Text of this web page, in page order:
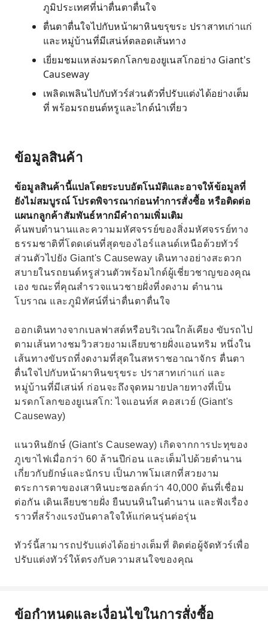
ภูมิประเทศที่น่าตื่นตาตื่นใจ
ตื่นตาตื่นใจไปกับหน้าผาหินขรุขระ ปราสาทเก่าแก่
และหมู่บ้านที่มีเสน่ห์ตลอดเส้นทาง
เยี่ยมชมแหล่งมรดกโลกของยูเนสโกอย่าง Giant's
Causeway
เพลิดเพลินไปกับทัวร์ส่วนตัวที่ปรับแต่งได้อย่างเต็ม
ที่ พร้อมรถยนต์หรูและไกด์นำเที่ยว
ข้อมูลสินค้า
ข้อมูลสินค้านี้แปลโดยระบบอัตโนมัติและอาจให้ข้อมูลที่
ยังไม่สมบูรณ์ โปรดพิจารณาก่อนทำการสั่งซื้อ หรือติดต่อ
แผนกลูกค้าสัมพันธ์หากมีคำถามเพิ่มเติม
ค้นพบตำนานและความมหัศจรรย์ของสิ่งมหัศจรรย์ทาง
ธรรมชาติที่โดดเด่นที่สุดของไอร์แลนด์เหนือด้วยทัวร์
ส่วนตัวไปยัง Giant's Causeway เดินทางอย่างสะดวก
สบายในรถยนต์หรูส่วนตัวพร้อมไกด์ผู้เชี่ยวชาญของคุณ
เอง ขณะที่คุณสำรวจแนวชายฝั่งที่งดงาม ตำนาน
โบราณ และภูมิทัศน์ที่น่าตื่นตาตื่นใจ
ออกเดินทางจากเบลฟาสต์หรือบริเวณใกล้เคียง ขับรถไป
ตามเส้นทางชมวิวสวยงามเลียบชายฝั่งแอนทริม หนึ่งใน
เส้นทางขับรถที่งดงามที่สุดในสหราชอาณาจักร ตื่นตา
ตื่นใจไปกับหน้าผาหินขรุขระ ปราสาทเก่าแก่ และ
หมู่บ้านที่มีเสน่ห์ ก่อนจะถึงจุดหมายปลายทางที่เป็น
มรดกโลกของยูเนสโก: ไจแอนท์ส คอสเวย์ (Giant's
Causeway)
แนวหินยักษ์ (Giant's Causeway) เกิดจากการปะทุของ
ภูเขาไฟเมื่อกว่า 60 ล้านปีก่อน และเต็มไปด้วยตำนาน
เกี่ยวกับยักษ์และนักรบ เป็นภาพโมเสกที่สวยงาม
ตระการตาของเสาหินบะซอลต์กว่า 40,000 ต้นที่เชื่อม
ต่อกัน เดินเลียบชายฝั่ง ยืนบนหินในตำนาน และฟังเรื่อง
ราวที่สร้างแรงบันดาลใจให้แก่คนรุ่นต่อรุ่น
ทัวร์นี้สามารถปรับแต่งได้อย่างเต็มที่ ติดต่อผู้จัดทัวร์เพื่อ
ปรับแต่งทัวร์ให้ตรงกับความสนใจของคุณ
ข้อกำหนดและเงื่อนไขในการสั่งซื้อ